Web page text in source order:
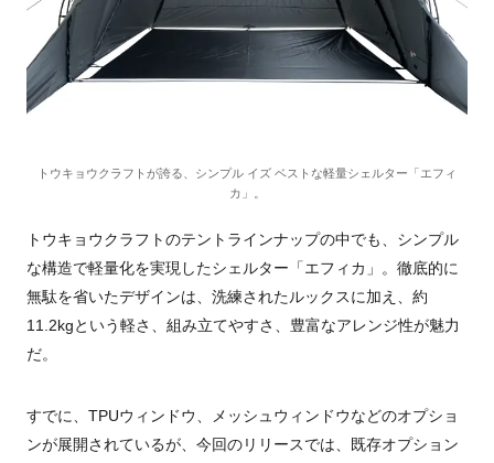
トウキョウクラフトが誇る、シンプル イズ ベストな軽量シェルター「エフィ
カ」。
トウキョウクラフトのテントラインナップの中でも、シンプル
な構造で軽量化を実現したシェルター「エフィカ」。徹底的に
無駄を省いたデザインは、洗練されたルックスに加え、約
11.2kgという軽さ、組み立てやすさ、豊富なアレンジ性が魅力
だ。
すでに、TPUウィンドウ、メッシュウィンドウなどのオプショ
ンが展開されているが、今回のリリースでは、既存オプション